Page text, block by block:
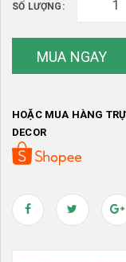
SỐ LƯỢNG:
MUA NGAY
HOẶC MUA HÀNG
DECOR